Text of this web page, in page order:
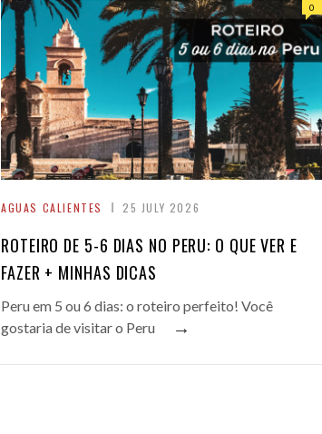
AGUAS CALIENTES 25 JULY 2026
0
ROTEIRO DE 5-6 DIAS NO PERU: O QUE VER E
FAZER + MINHAS DICAS
Peru em 5 ou 6 dias: o roteiro perfeito! Você
gostaria de visitar o Peru
→